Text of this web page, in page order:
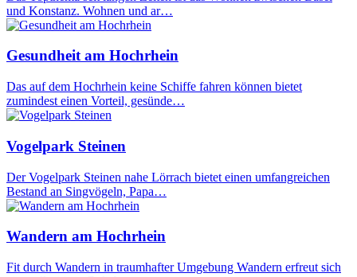
und Konstanz. Wohnen und ar…
Gesundheit am Hochrhein
Das auf dem Hochrhein keine Schiffe fahren können bietet
zumindest einen Vorteil, gesünde…
Vogelpark Steinen
Der Vogelpark Steinen nahe Lörrach bietet einen umfangreichen
Bestand an Singvögeln, Papa…
Wandern am Hochrhein
Fit durch Wandern in traumhafter Umgebung Wandern erfreut sich